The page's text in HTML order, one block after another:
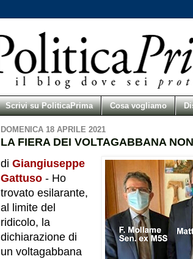
Scrivi su PoliticaPrima Cosa vogliamo
DOMENICA 18 APRILE 2021
LA FIERA DEI VOLTAGABBANA
di Giangiuseppe
Gattuso - Ho
trovato esilarante,
al limite del
ridicolo, la
dichiarazione di
un voltagabbana